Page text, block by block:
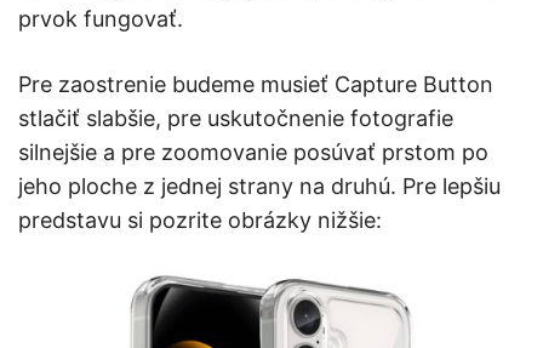
prvok fungovať.
Pre zaostrenie budeme musieť Capture Button
stlačiť slabšie, pre uskutočnenie fotografie
silnejšie a pre zoomovanie posúvať prstom po
jeho ploche z jednej strany na druhú. Pre lepšiu
predstavu si pozrite obrázky nižšie: